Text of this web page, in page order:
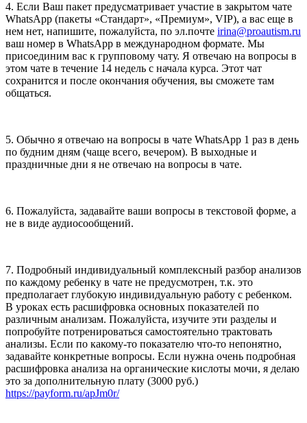
4. Если Ваш пакет предусматривает участие в закрытом чате
WhatsApp (пакеты «Стандарт», «Премиум», VIP), а вас еще в
нем нет, напишите, пожалуйста, по эл.почте irina@proautism.ru
ваш номер в WhatsApp в международном формате. Мы
присоединим вас к групповому чату. Я отвечаю на вопросы в
этом чате в течение 14 недель с начала курса. Этот чат
сохранится и после окончания обучения, вы сможете там
общаться.
5. Обычно я отвечаю на вопросы в чате WhatsApp 1 раз в день
по будним дням (чаще всего, вечером). В выходные и
праздничные дни я не отвечаю на вопросы в чате.
6. Пожалуйста, задавайте ваши вопросы в текстовой форме, а
не в виде аудиосообщений.
7. Подробный индивидуальный комплексный разбор анализов
по каждому ребенку в чате не предусмотрен, т.к. это
предполагает глубокую индивидуальную работу с ребенком.
В уроках есть расшифровка основных показателей по
различным анализам. Пожалуйста, изучите эти разделы и
попробуйте потренироваться самостоятельно трактовать
анализы. Если по какому-то показателю что-то непонятно,
задавайте конкретные вопросы. Если нужна очень подробная
расшифровка анализа на органические кислоты мочи, я делаю
это за дополнительную плату (3000 руб.)
https://payform.ru/apJm0r/